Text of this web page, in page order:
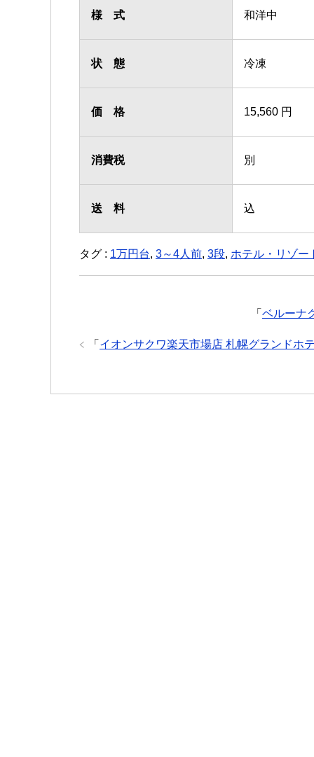
様 式 和洋中
状 態 冷凍
価 格 15,560 円
消費税 別
送 料 込
タグ : 1万円台, 3～4人前, 3段, ホテル・リゾー
「 ベルーナ
「 イオンサクワ楽天市場店 札幌グランドホ